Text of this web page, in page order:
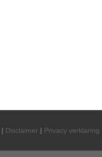
| Disclaimer | Privacy verklaring